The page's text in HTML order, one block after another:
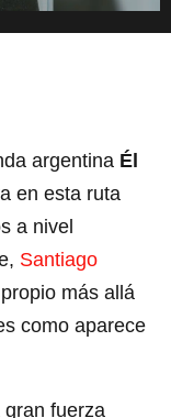
argentina Él
en esta ruta
a nivel
Santiago
más allá
como aparece
fuerza